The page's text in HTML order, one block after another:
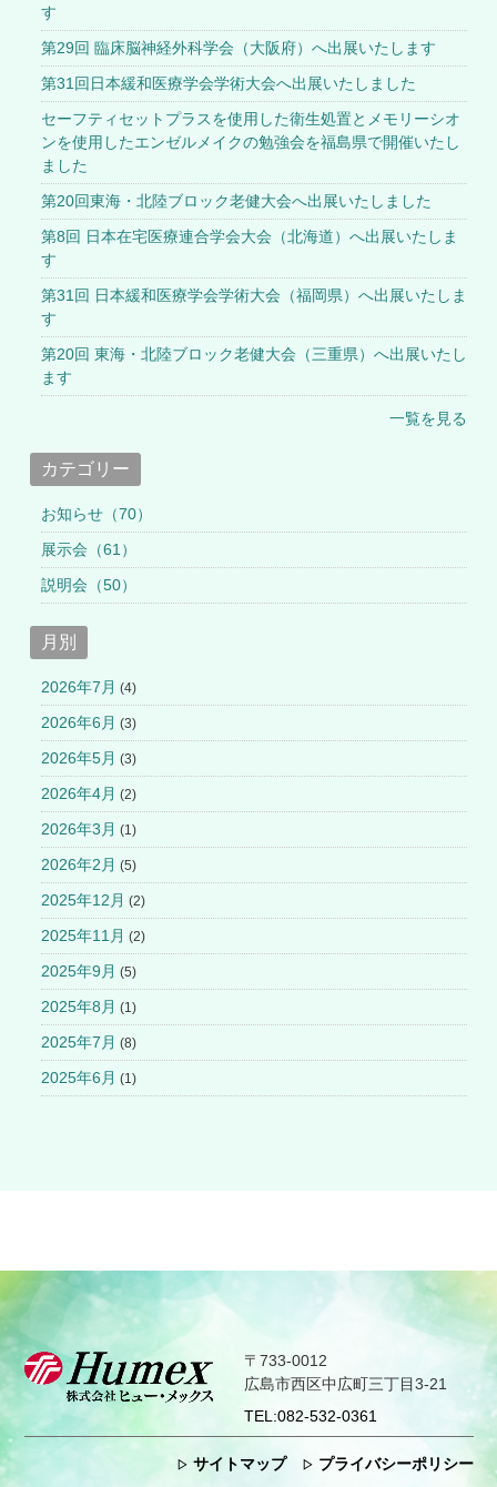
す
第29回 臨床脳神経外科学会（大阪府）へ出展いたします
第31回日本緩和医療学会学術大会へ出展いたしました
セーフティセットプラスを使用した衛生処置とメモリーシオ
ンを使用したエンゼルメイクの勉強会を福島県で開催いたし
ました
第20回東海・北陸ブロック老健大会へ出展いたしました
第8回 日本在宅医療連合学会大会（北海道）へ出展いたしま
す
第31回 日本緩和医療学会学術大会（福岡県）へ出展いたしま
す
第20回 東海・北陸ブロック老健大会（三重県）へ出展いたし
ます
一覧を見る
カテゴリー
お知らせ（70）
展示会（61）
説明会（50）
月別
2026年7月 (4)
2026年6月 (3)
2026年5月 (3)
2026年4月 (2)
2026年3月 (1)
2026年2月 (5)
2025年12月 (2)
2025年11月 (2)
2025年9月 (5)
2025年8月 (1)
2025年7月 (8)
2025年6月 (1)
〒733-0012
広島市西区中広町三丁目3-21
TEL:082-532-0361
サイトマップ プライバシーポリシー